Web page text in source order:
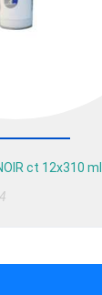
ct 12x310 ml